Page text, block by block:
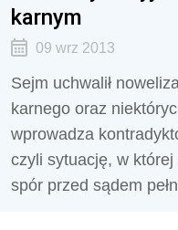
karnym
09 wrz 2013
Sejm uchwalił
karnego oraz
wprowadza
czyli sytuację, w
spór przed sądem